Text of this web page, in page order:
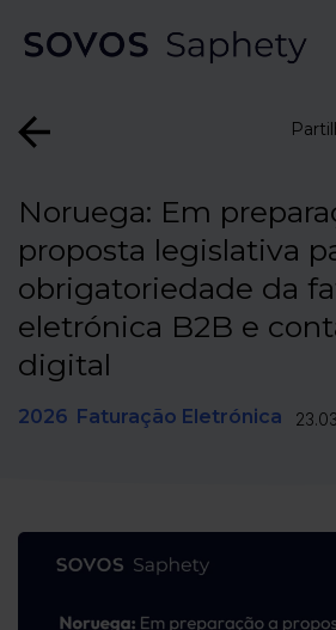
Noruega: Em
proposta legislativa
obrigatoriedade da
eletrónica B2B e
digital
2026 Faturação Eletrónica